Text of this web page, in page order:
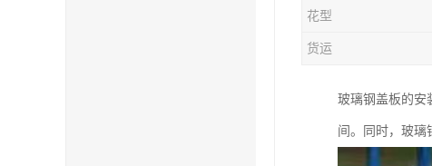
花型
货运
玻璃钢盖板的安
间。同时，玻璃